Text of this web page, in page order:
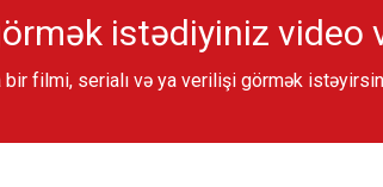
istədiyiniz video
bir filmi, serialı və ya verilişi görmək